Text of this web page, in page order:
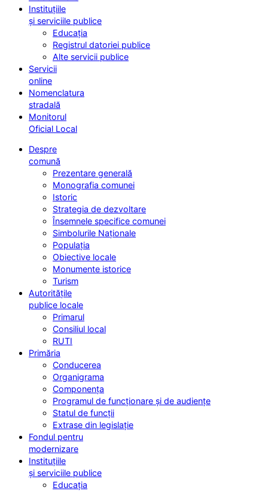
Instituțiile
și serviciile publice
Educația
Registrul datoriei publice
Alte servicii publice
Servicii
online
Nomenclatura
stradală
Monitorul
Oficial Local
Despre
comună
Prezentare generală
Monografia comunei
Istoric
Strategia de dezvoltare
Însemnele specifice comunei
Simbolurile Naționale
Populația
Obiective locale
Monumente istorice
Turism
Autoritățile
publice locale
Primarul
Consiliul local
RUTI
Primăria
Conducerea
Organigrama
Componența
Programul de funcționare și de audiențe
Statul de funcții
Extrase din legislație
Fondul pentru
modernizare
Instituțiile
și serviciile publice
Educația